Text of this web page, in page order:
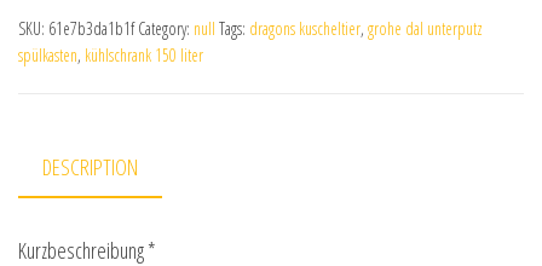
SKU: 61e7b3da1b1f Category: null Tags: dragons kuscheltier, grohe dal unterputz
spülkasten, kühlschrank 150 liter
DESCRIPTION
Kurzbeschreibung *